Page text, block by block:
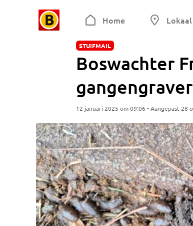
Home Lokaal
STUIFMAIL
Boswachter
12 januari 2025 om 09:06 • Aangepast 28